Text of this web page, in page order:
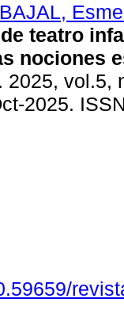
teatro
nociones
2025, vol.5,
2025.